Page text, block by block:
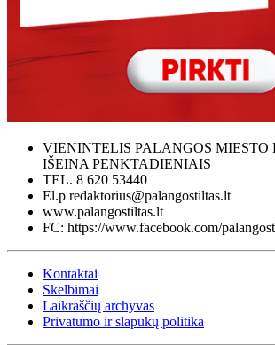
VIENINTELIS PALANGOS MIESTO
IŠEINA PENKTADIENIAIS
TEL. 8 620 53440
El.p redaktorius@palangostiltas.lt
www.palangostiltas.lt
FC: https://www.facebook.com/
Kontaktai
Skelbimai
Laikraščių archyvas
Privatumo ir slapukų politika